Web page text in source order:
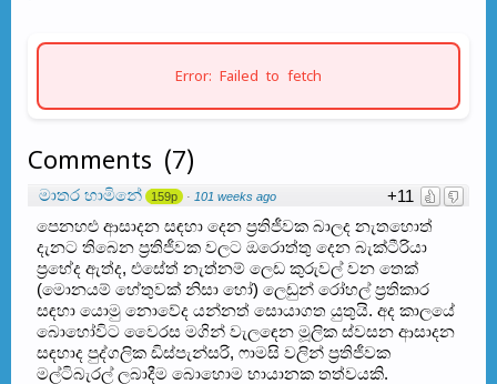
Error: Failed to fetch
Comments (7)
+11
මාතර හාමිනේ 159p · 101 weeks ago
පෙනහළු ආසාදන සඳහා දෙන ප්‍රතිජීවක බාලද නැතහොත්
දැනට තිබෙන ප්‍රතිජීවක වලට ඔරොත්තු දෙන බැක්ටීරියා
ප්‍රභේද ඇත්ද, එසේත් නැත්නම් ලෙඩ කුරුවල් වන තෙක්
(මොනයම් හේතුවක් නිසා හෝ) ලෙඩුන් රෝහල් ප්‍රතිකාර
සඳහා යොමු නොවේද යන්නත් සොයාගත යුතුයි. අද කාලයේ
බොහෝවිට වෛරස මගින් වැලඳෙන මූලික ස්වසන ආසාදන
සඳහාද පුද්ගලික ඩිස්පැන්සරි, ෆාමසි වලින් ප්‍රතිජීවක
මල්ටිබැරල් ලබාදීම බොහොම භායානක තත්වයකි.